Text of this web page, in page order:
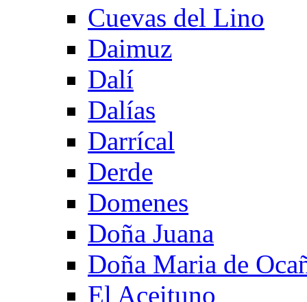
Cuevas del Lino
Daimuz
Dalí
Dalías
Darrícal
Derde
Domenes
Doña Juana
Doña Maria de
El Aceituno